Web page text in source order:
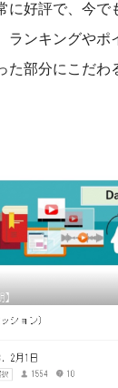
に好評で、今で
ランキングやポ
た部分にこだわ